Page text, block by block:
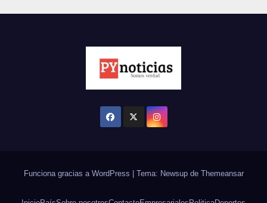
Funciona gracias a WordPress Tema: Newsup de Themeansar